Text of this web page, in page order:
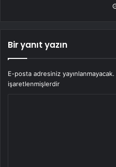
Bir yanıt yazın
E-posta adresiniz yayınlanmayacak.
işaretlenmişlerdir